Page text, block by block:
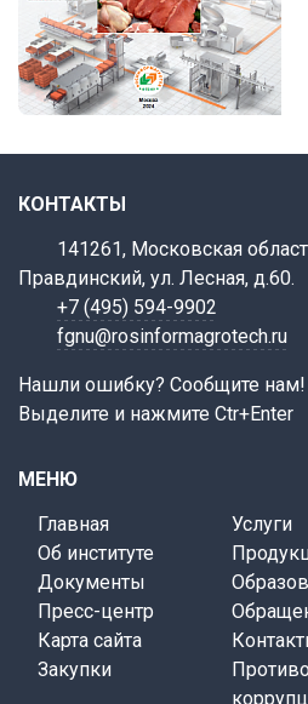
КОНТАКТЫ
141261, Московская
Правдинский, ул. Лесная, д.60.
+7 (495) 594-9902
fgnu@rosinformagrotech.ru
Нашли ошибку? Сообщите нам!
Выделите и нажмите Ctr+Enter
МЕНЮ
Главная
Услуги
Об институте
Документы
Пресс-центр
Карта сайта
Закупки